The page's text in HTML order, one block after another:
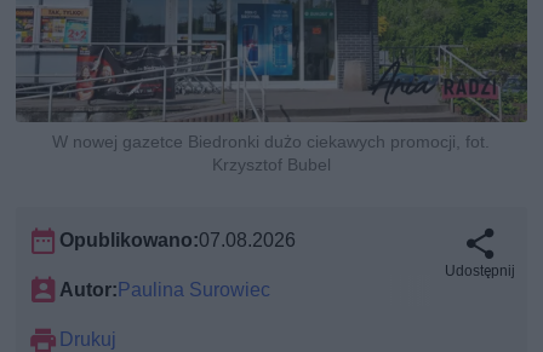
W nowej gazetce Biedronki dużo ciekawych promocji, fot.
Krzysztof Bubel
Opublikowano:07.08.2026
Autor:Paulina Surowiec
Drukuj
Udostępnij